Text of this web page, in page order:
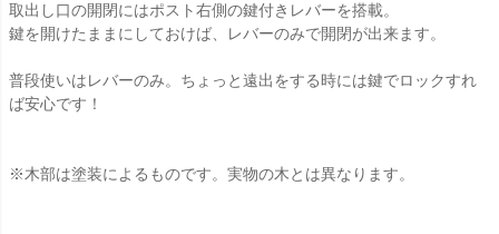
取出し口の開閉にはポスト右側の鍵付きレバーを搭載。
鍵を開けたままにしておけば、レバーのみで開閉が出来ます。
普段使いはレバーのみ。ちょっと遠出をする時には鍵でロックすれ
ば安心です！
※木部は塗装によるものです。実物の木とは異なります。